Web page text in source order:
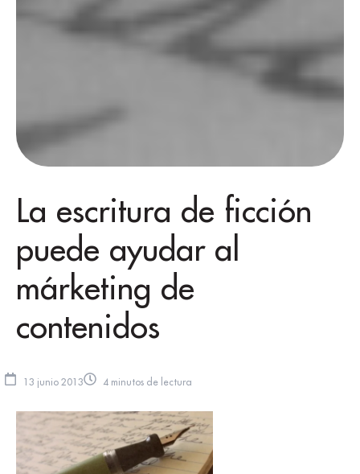
La escritura de ficción
puede ayudar al
márketing de
contenidos
13 junio 2013 4 minutos de lectura